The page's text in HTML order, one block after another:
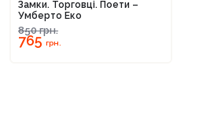
Замки. Торговці. Поети –
Умберто Еко
850грн.
765грн.